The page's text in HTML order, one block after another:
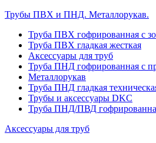
Трубы ПВХ и ПНД. Металлорукав.
Труба ПВХ гофрированная с
Труба ПВХ гладкая жесткая
Аксессуары для труб
Труба ПНД гофрированная с
Металлорукав
Труба ПНД гладкая
Трубы и аксессуары DKC
Труба ПНД/ПВД
Аксессуары для труб